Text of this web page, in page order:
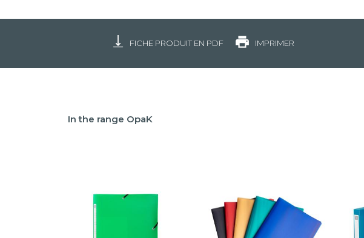
FICHE PRODUIT EN PDF IMPRIMER
In the range OpaK